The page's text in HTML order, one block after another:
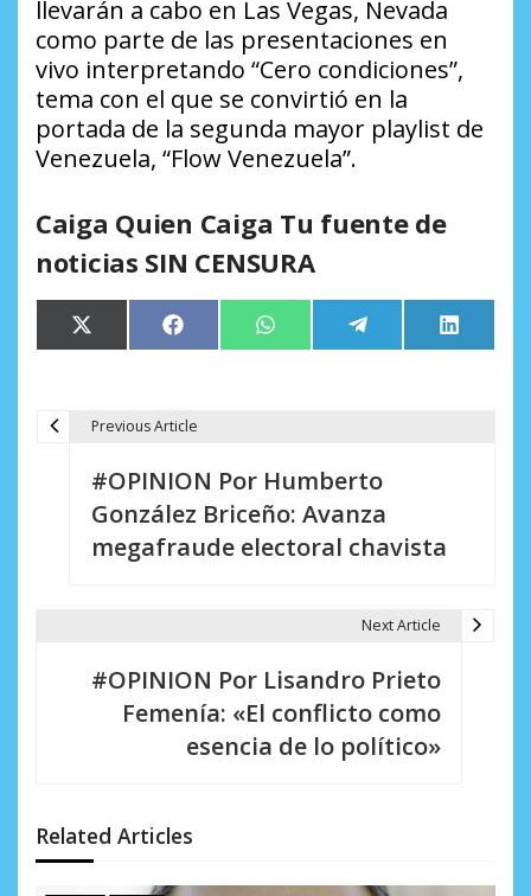
llevarán a cabo en Las Vegas, Nevada
como parte de las presentaciones en
vivo interpretando “Cero condiciones”,
tema con el que se convirtió en la
portada de la segunda mayor playlist de
Venezuela, “Flow Venezuela”.
Caiga Quien Caiga Tu fuente de
noticias SIN CENSURA
Compartir
en
X
(Twitter)
Compartir
en
Facebook Compartir
en
WhatsApp Compartir
en
Telegram
en
LinkedIn
n
d
Previous Article
#OPINION Por Humberto
González Briceño: Avanza
megafraude electoral chavista
Next Article
#OPINION Por Lisandro Prieto
Femenía: «El conflicto como
esencia de lo político»
Related Articles